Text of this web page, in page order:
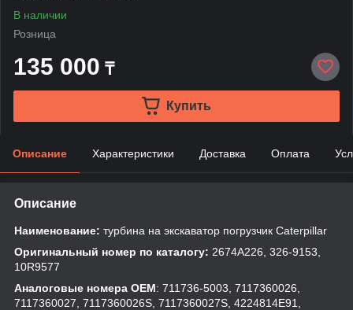
В наличии
Розница
135 000 ₸
Купить
Описание Характеристики Доставка Оплата
Описание
Наименование: турбина на экскаватор погрузчик Caterpillar
Оригинальный номер по каталогу: 2674A226, 326-9153,
10R9577
Аналоговые номера OEM: 711736-5003, 7117360026,
7117360027, 7117360026S, 7117360027S, 4224814E91,